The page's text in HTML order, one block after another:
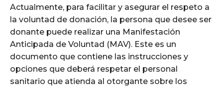
Actualmente, para facilitar y asegurar el respeto a
la voluntad de donación, la persona que desee ser
donante puede realizar una Manifestación
Anticipada de Voluntad (MAV). Este es un
documento que contiene las instrucciones y
opciones que deberá respetar el personal
sanitario que atienda al otorgante sobre los